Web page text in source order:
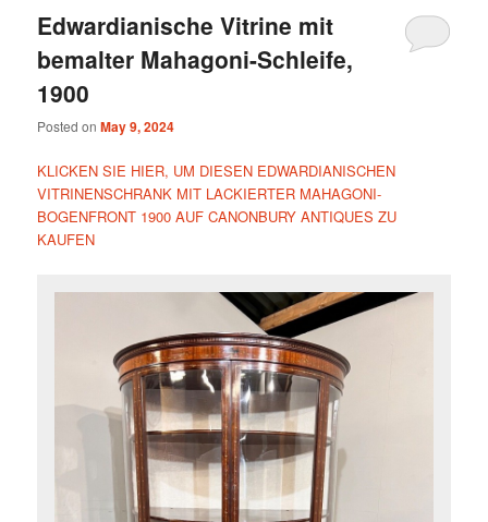
Edwardianische Vitrine mit
bemalter Mahagoni-Schleife,
1900
Posted onMay 9, 2024
KLICKEN SIE HIER, UM DIESEN EDWARDIANISCHEN
VITRINENSCHRANK MIT LACKIERTER MAHAGONI-
BOGENFRONT 1900 AUF CANONBURY ANTIQUES ZU
KAUFEN